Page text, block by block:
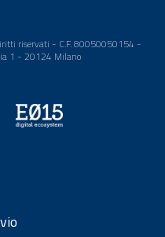
riservati - C.F. 80050050154 -
1 - 20124 Milano